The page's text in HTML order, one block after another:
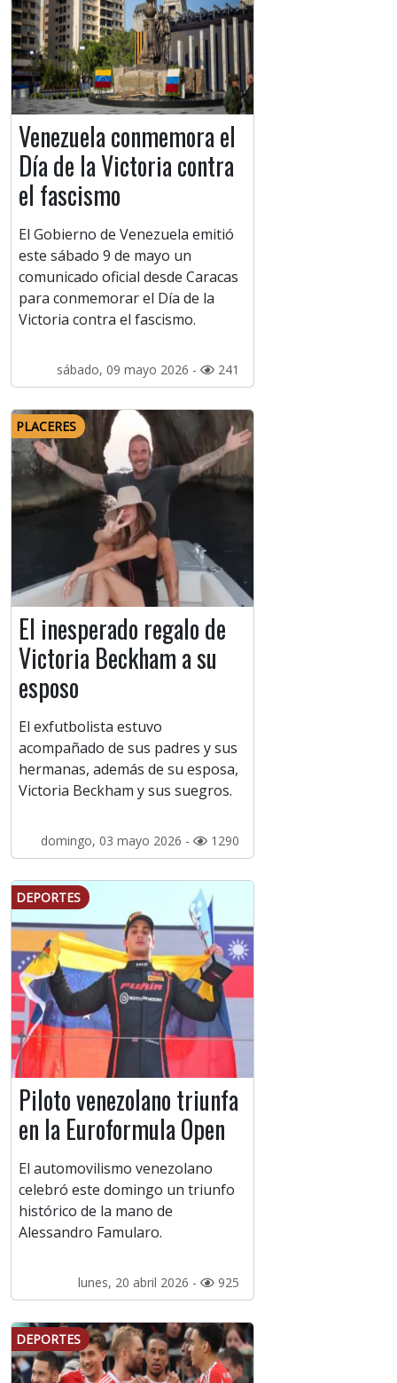
Venezuela conmemora el
Día de la Victoria contra
el fascismo
El Gobierno de Venezuela emitió
este sábado 9 de mayo un
comunicado oficial desde Caracas
para conmemorar el Día de la
Victoria contra el fascismo.
sábado, 09 mayo 2026 - 241
PLACERES
El inesperado regalo de
Victoria Beckham a su
esposo
El exfutbolista estuvo
acompañado de sus padres y sus
hermanas, además de su esposa,
Victoria Beckham y sus suegros.
domingo, 03 mayo 2026 - 1290
DEPORTES
Piloto venezolano triunfa
en la Euroformula Open
El automovilismo venezolano
celebró este domingo un triunfo
histórico de la mano de
Alessandro Famularo.
lunes, 20 abril 2026 - 925
DEPORTES